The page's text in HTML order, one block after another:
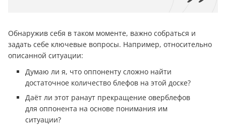
Обнаружив себя в таком моменте, важно собраться и
задать себе ключевые вопросы. Например, относительно
описанной ситуации:
Думаю ли я, что оппоненту сложно найти
достаточное количество блефов на этой доске?
Даёт ли этот ранаут прекращение оверблефов
для оппонента на основе понимания им
ситуации?